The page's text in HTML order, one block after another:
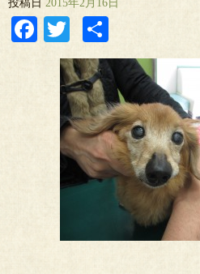
投稿日 2015年2月16日
Facebook
Twitter
有